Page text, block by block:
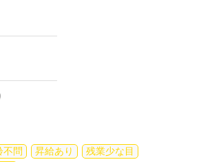
不問 昇給あり
残業少な目